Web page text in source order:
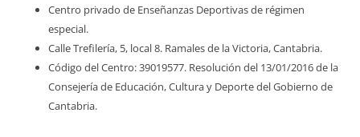
Centro privado de Enseñanzas Deportivas de régimen
especial.
Calle Trefilería, 5, local 8. Ramales de la Victoria, Cantabria.
Código del Centro: 39019577. Resolución del 13/01/2016 de la
Consejería de Educación, Cultura y Deporte del Gobierno de
Cantabria.